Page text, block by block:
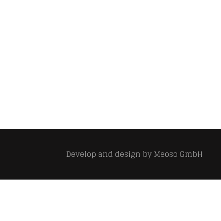
Develop and design byMeoso GmbH